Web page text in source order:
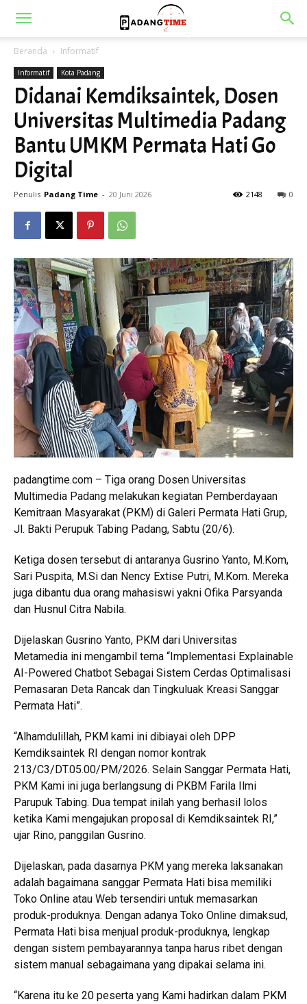
Beranda Informatif
Informatif Kota Padang
Didanai Kemdiksaintek, Dosen
Universitas Multimedia Padang
Bantu UMKM Permata Hati Go
Digital
Penulis Padang Time - 20 Juni 2026 0
2148
padangtime.com – Tiga orang Dosen Universitas
Multimedia Padang melakukan kegiatan Pemberdayaan
Kemitraan Masyarakat (PKM) di Galeri Permata Hati Grup,
Jl. Bakti Perupuk Tabing Padang, Sabtu (20/6).
Ketiga dosen tersebut di antaranya Gusrino Yanto, M.Kom,
Sari Puspita, M.Si dan Nency Extise Putri, M.Kom. Mereka
juga dibantu dua orang mahasiswi yakni Ofika Parsyanda
dan Husnul Citra Nabila.
Dijelaskan Gusrino Yanto, PKM dari Universitas
Metamedia ini mengambil tema “Implementasi Explainable
AI-Powered Chatbot Sebagai Sistem Cerdas Optimalisasi
Pemasaran Deta Rancak dan Tingkuluak Kreasi Sanggar
Permata Hati”.
“Alhamdulillah, PKM kami ini dibiayai oleh DPP
Kemdiksaintek RI dengan nomor kontrak
213/C3/DT.05.00/PM/2026. Selain Sanggar Permata Hati,
PKM Kami ini juga berlangsung di PKBM Farila Ilmi
Parupuk Tabing. Dua tempat inilah yang berhasil lolos
ketika Kami mengajukan proposal di Kemdiksaintek RI,”
ujar Rino, panggilan Gusrino.
Dijelaskan, pada dasarnya PKM yang mereka laksanakan
adalah bagaimana sanggar Permata Hati bisa memiliki
Toko Online atau Web tersendiri untuk memasarkan
produk-produknya. Dengan adanya Toko Online dimaksud,
Permata Hati bisa menjual produk-produknya, lengkap
dengan sistem pembayarannya tanpa harus ribet dengan
sistem manual sebagaimana yang dipakai selama ini.
“Karena itu ke 20 peserta yang Kami hadirkan dalam PKM